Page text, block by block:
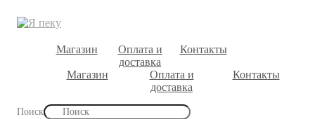
Магазин
Оплата и
доставка
Контакты
Магазин
Оплата и
доставка
Контакты
Поиск